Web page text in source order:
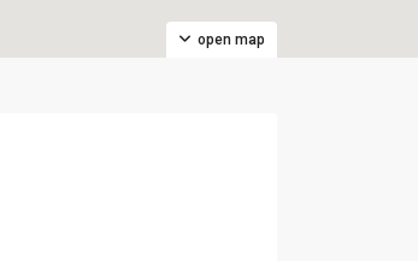
open map